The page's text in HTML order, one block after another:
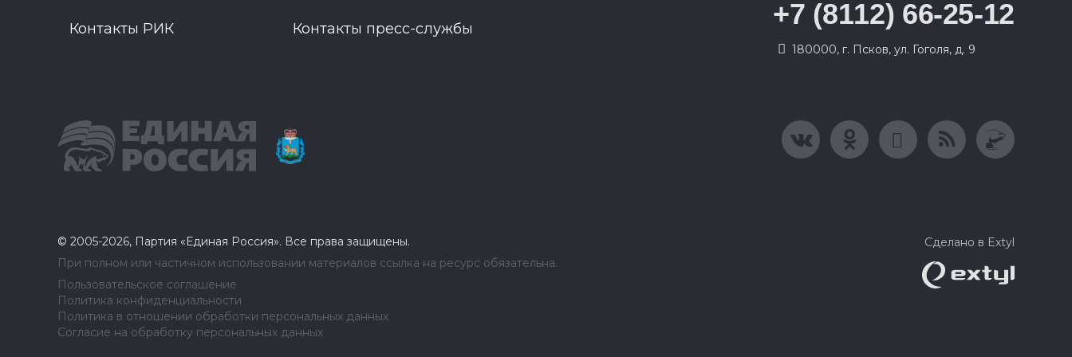
Контакты РИК Контакты пресс-службы +7 (8112) 66-25-12
180000, г. Псков, ул. Гоголя, д. 9
© 2005-2026, Партия «Единая Россия». Все права защищены.
При полном или частичном использовании материалов ссылка на ресурс обязательна.
Пользовательское соглашение
Политика конфиденциальности
Политика в отношении обработки персональных данных
Согласие на обработку персональных данных
Сделано в Extyl